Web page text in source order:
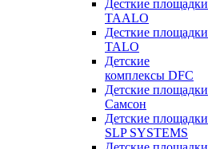
Десткие площадки
TAALO
Десткие площадки
TALO
Детские
комплексы DFC
Детские площадки
Самсон
Детские площадки
SLP SYSTEMS